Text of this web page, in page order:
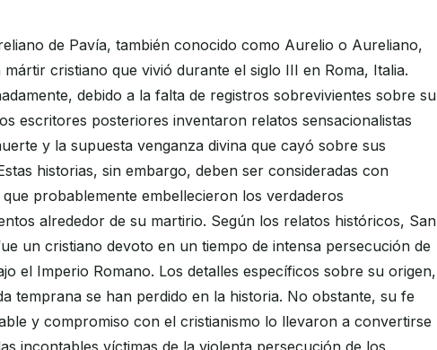
de Pavía, también conocido como Aurelio o Aureliano,
cristiano que vivió durante el siglo III en Roma, Italia.
debido a la falta de registros sobrevivientes sobre su
escritores posteriores inventaron relatos sensacionalistas
y la supuesta venganza divina que cayó sobre sus
historias, sin embargo, deben ser consideradas con
probablemente embellecieron los verdaderos
alrededor de su martirio. Según los relatos históricos, San
un cristiano devoto en un tiempo de intensa persecución de
el Imperio Romano. Los detalles específicos sobre su origen,
temprana se han perdido en la historia. No obstante, su fe
y compromiso con el cristianismo lo llevaron a convertirse